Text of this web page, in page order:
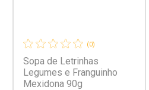
(0)
Sopa de Letrinhas
Legumes e Franguinho
Mexidona 90g